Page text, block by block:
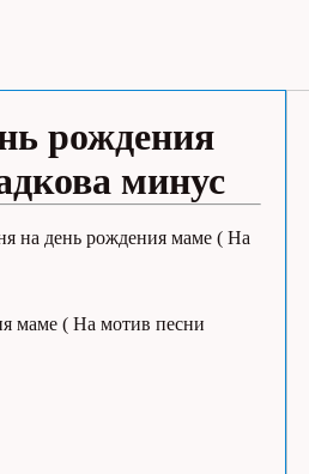
рождения
минус
на день рождения маме ( На
маме ( На мотив песни